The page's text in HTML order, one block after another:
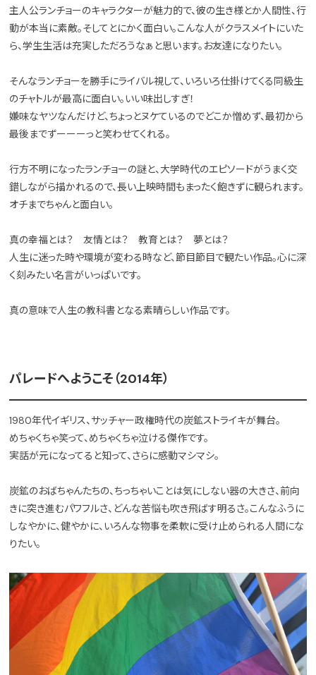
主人公ランチョーのキャラクターが魅力的で、彼の生き様とか人間性、行
動が本当に素敵。そしてとにかく面白い。こんな人がクラスメイトにいた
ら、学生生活は充実しただろうなぁと思います。お友達になりたい。
そんなランチョーを勝手にライバル視して、いろいろ仕掛けてくる同級生
のチャトルが最高に面白い。いい味出しすぎ！
嫌味なヤツなんだけど、ちょっとヌケているのでどこか憎めず、最初から
最後までずーーーっと笑わせてくれる。
行方不明になったランチョーの謎と、大学時代のエピソードがうまく交
錯しながら描かれるので、長い上映時間もまったく飽きずに観られます。
オチまでちゃんと面白い。
真の幸福とは？ 友情とは？ 教育とは？ 夢とは？
人生に迷った時や環境が変わる時など、節目節目で観たい作品。心に深
く刻みたい名言がいっぱいです。
真の意味で人生の教科書となる素晴らしい作品です。
パレードへようこそ（2014年）
1980年代イギリス、サッチャー政権時代の炭鉱ストライキが舞台。
めちゃくちゃ笑って、めちゃくちゃ泣ける傑作です。
実話が元になってると知って、さらに感動マシマシ。
炭鉱のおばちゃんたちの、ちっちゃいことは気にしない器の大きさ、前向
きに突き進むパワフルさ、どんな苦悩も吹き飛ばす明るさ。こんなふうに
しなやかに、健やかに、いろんな物事を柔軟に受け止められる人間にな
りたい。